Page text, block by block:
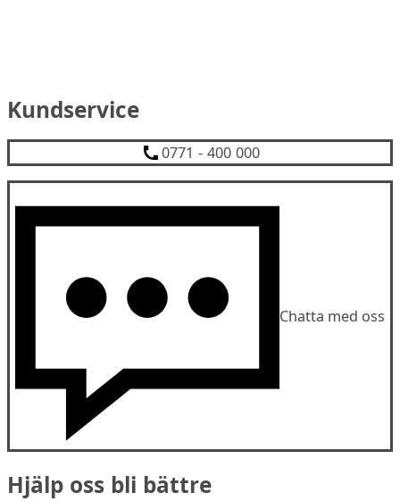
Kundservice
0771 - 400 000
Chatta med oss
Hjälp oss bli bättre